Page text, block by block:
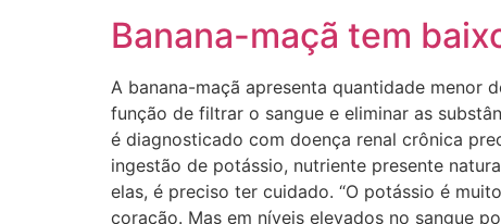
Banana-maçã tem
A banana-maçã apresenta quantidade menor
função de filtrar o sangue e eliminar as
é diagnosticado com doença renal crônica
ingestão de potássio, nutriente presente
elas, é preciso ter cuidado. “O potássio é
coração. Mas em níveis elevados no sangue